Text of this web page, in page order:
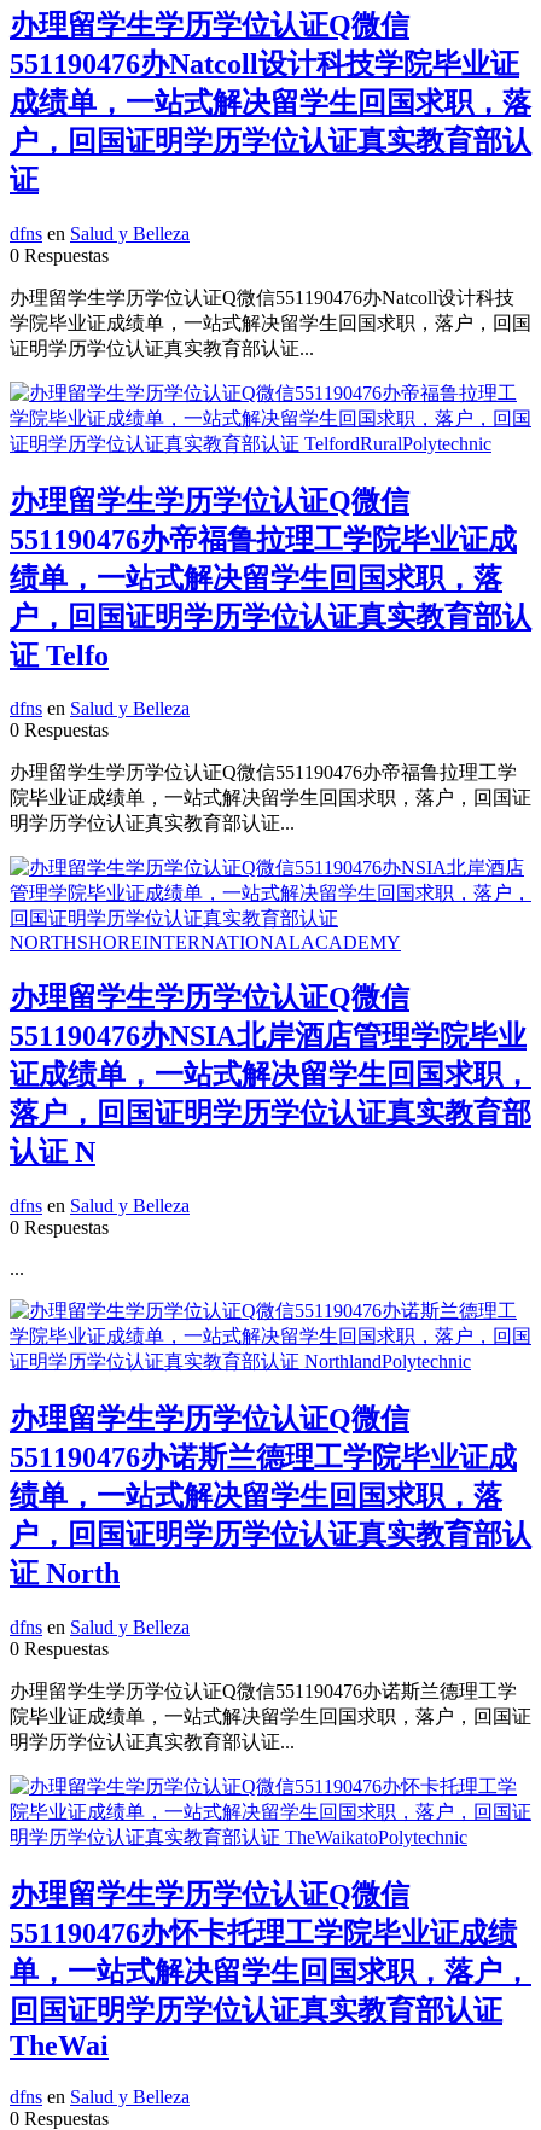
办理留学生学历学位认证Q微信
551190476办Natcoll设计科技学院毕业证
成绩单，一站式解决留学生回国求职，落
户，回国证明学历学位认证真实教育部认
证
dfns en Salud y Belleza
0 Respuestas
办理留学生学历学位认证Q微信551190476办Natcoll设计科技
学院毕业证成绩单，一站式解决留学生回国求职，落户，回国
证明学历学位认证真实教育部认证...
办理留学生学历学位认证Q微信
551190476办帝福鲁拉理工学院毕业证成
绩单，一站式解决留学生回国求职，落
户，回国证明学历学位认证真实教育部认
证 Telfo
dfns en Salud y Belleza
0 Respuestas
办理留学生学历学位认证Q微信551190476办帝福鲁拉理工学
院毕业证成绩单，一站式解决留学生回国求职，落户，回国证
明学历学位认证真实教育部认证...
办理留学生学历学位认证Q微信
551190476办NSIA北岸酒店管理学院毕业
证成绩单，一站式解决留学生回国求职，
落户，回国证明学历学位认证真实教育部
认证 N
dfns en Salud y Belleza
0 Respuestas
...
办理留学生学历学位认证Q微信
551190476办诺斯兰德理工学院毕业证成
绩单，一站式解决留学生回国求职，落
户，回国证明学历学位认证真实教育部认
证 North
dfns en Salud y Belleza
0 Respuestas
办理留学生学历学位认证Q微信551190476办诺斯兰德理工学
院毕业证成绩单，一站式解决留学生回国求职，落户，回国证
明学历学位认证真实教育部认证...
办理留学生学历学位认证Q微信
551190476办怀卡托理工学院毕业证成绩
单，一站式解决留学生回国求职，落户，
回国证明学历学位认证真实教育部认证
TheWai
dfns en Salud y Belleza
0 Respuestas